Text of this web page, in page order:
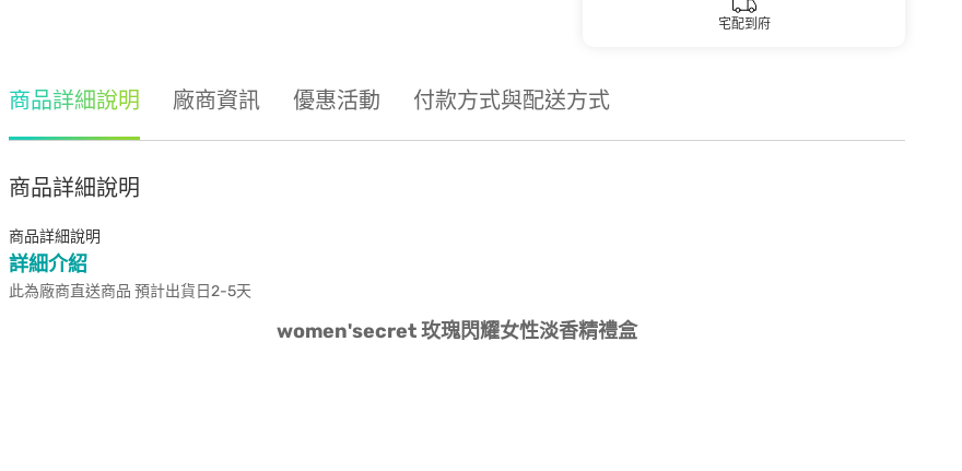
宅配到府
商品詳細說明 廠商資訊 優惠活動 付款方式與配送方式
商品詳細說明
商品詳細說明
詳細介紹
此為廠商直送商品 預計出貨日2-5天
women'secret 玫瑰閃耀女性淡香精禮盒